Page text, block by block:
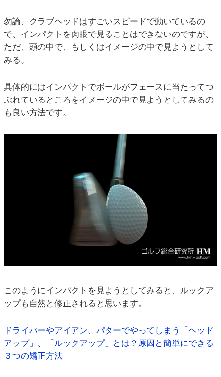
勿論、クラブヘッドはすごいスピードで動いているの
で、インパクトを肉眼で見ることはできないのですが、
ただ、頭の中で、もしくはイメージの中で見ようとして
みる。
具体的にはインパクトでボールがフェースに当たってつ
ぶれているところをイメージの中で見ようとしてみるの
も良い方法です。
このようにインパクトを見ようとしてみると、ルックア
ップも自然と修正されると思います。
ドライバーやアイアン、パターでやってしまう「ヘッド
アップ」、「ルックアップ」とは？原因と簡単にできる
３つの矯正方法